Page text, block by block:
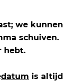
we kunnen
schuiven.
hebt.
datum is altijd